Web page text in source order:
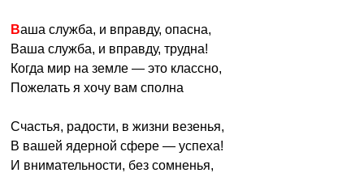
Ваша служба, и вправду, опасна,
Ваша служба, и вправду, трудна!
Когда мир на земле — это классно,
Пожелать я хочу вам сполна
Счастья, радости, в жизни везенья,
В вашей ядерной сфере — успеха!
И внимательности, без сомненья,